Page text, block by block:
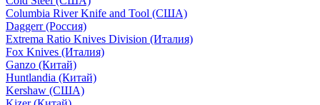
Columbia River Knife and Tool (США)
Daggerr (Россия)
Extrema Ratio Knives Division (Италия)
Fox Knives (Италия)
Ganzo (Китай)
Huntlandia (Китай)
Kershaw (США)